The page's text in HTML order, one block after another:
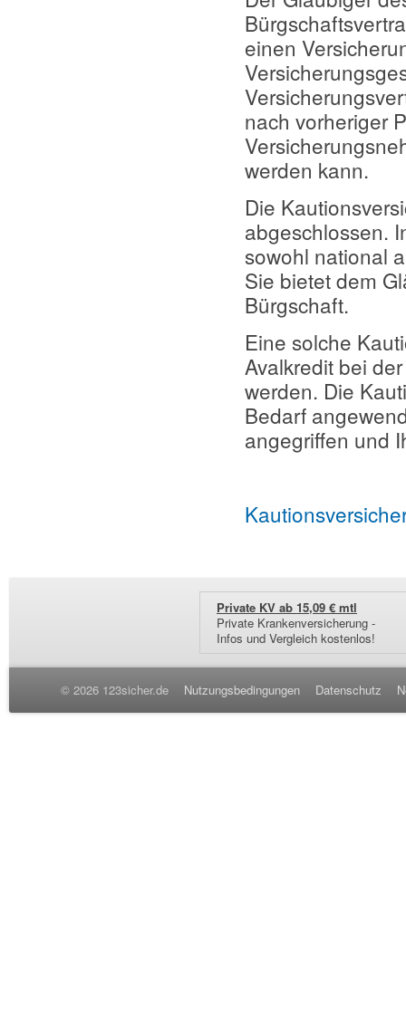
einen
nach vorheriger
werden kann.
Die
abgeschlossen.
sowohl national
Sie bietet dem
Bürgschaft.
Eine solche
Avalkredit bei
werden. Die
Bedarf
angegriffen und
Private KV ab 15,09 € mtl
Private Krankenversicherung -
Infos und Vergleich kostenlos!
© 2026 123sicher.de Nutzungsbedingungen Datenschutz